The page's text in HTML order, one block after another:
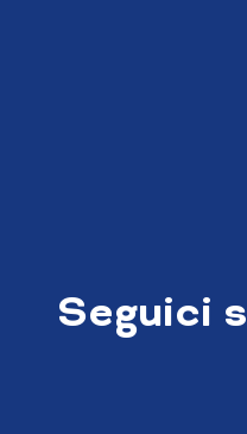
Seguici